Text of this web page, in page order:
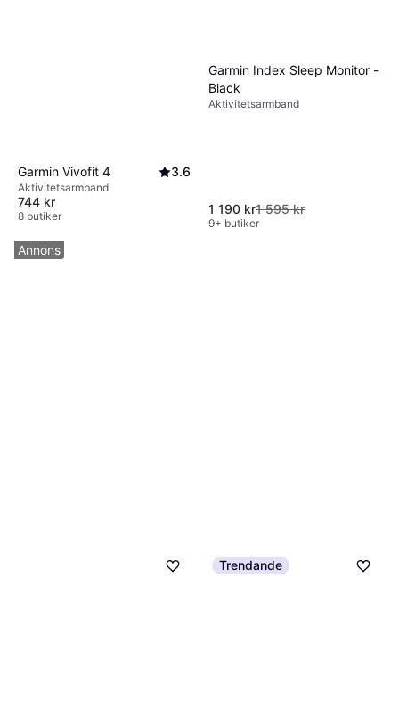
Garmin Vivofit 4 3.6
Aktivitetsarmband
744 kr
8 butiker
Garmin Index Sleep Monitor -
Black
Aktivitetsarmband
1 190 kr1 595 kr
9+ butiker
Trendande
Annons